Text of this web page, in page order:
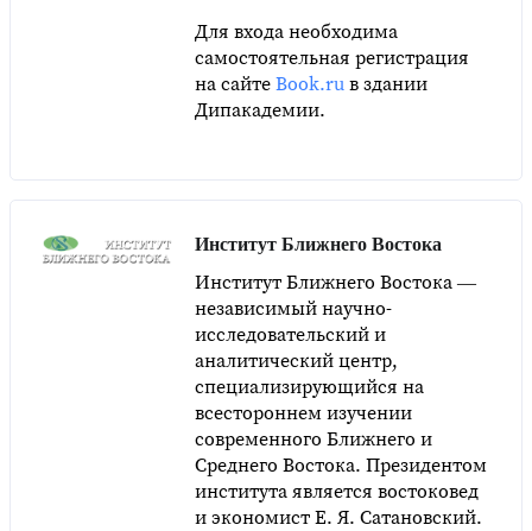
Для входа необходима
самостоятельная регистрация
на сайтеBook.ruв здании
Дипакадемии.
Институт Ближнего Востока
Институт Ближнего Востока —
независимый научно-
исследовательский и
аналитический центр,
специализирующийся на
всестороннем изучении
современного Ближнего и
Среднего Востока. Президентом
института является востоковед
и экономист Е. Я. Сатановский.